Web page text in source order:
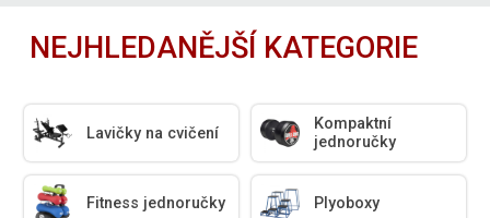
NEJHLEDANĚJŠÍ KATEGORIE
Lavičky na cvičení
Kompaktní
jednoručky
Fitness jednoručky Plyoboxy